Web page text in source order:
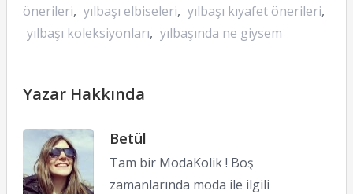
önerileri, yılbaşı elbiseleri, yılbaşı kıyafet önerileri,
yılbaşı koleksiyonları, yılbaşında ne giysem
Yazar Hakkında
Betül
Tam bir ModaKolik ! Boş
zamanlarında moda ile ilgili